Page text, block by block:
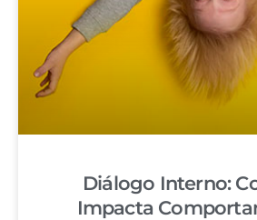
Diálogo Interno:
Impacta